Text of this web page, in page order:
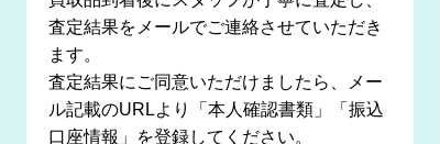
査定結果をメールでご連絡させていただき
ます。
査定結果にご同意いただけましたら、メー
ル記載のURLより「本人確認書類」「振込
口座情報」を登録してください。